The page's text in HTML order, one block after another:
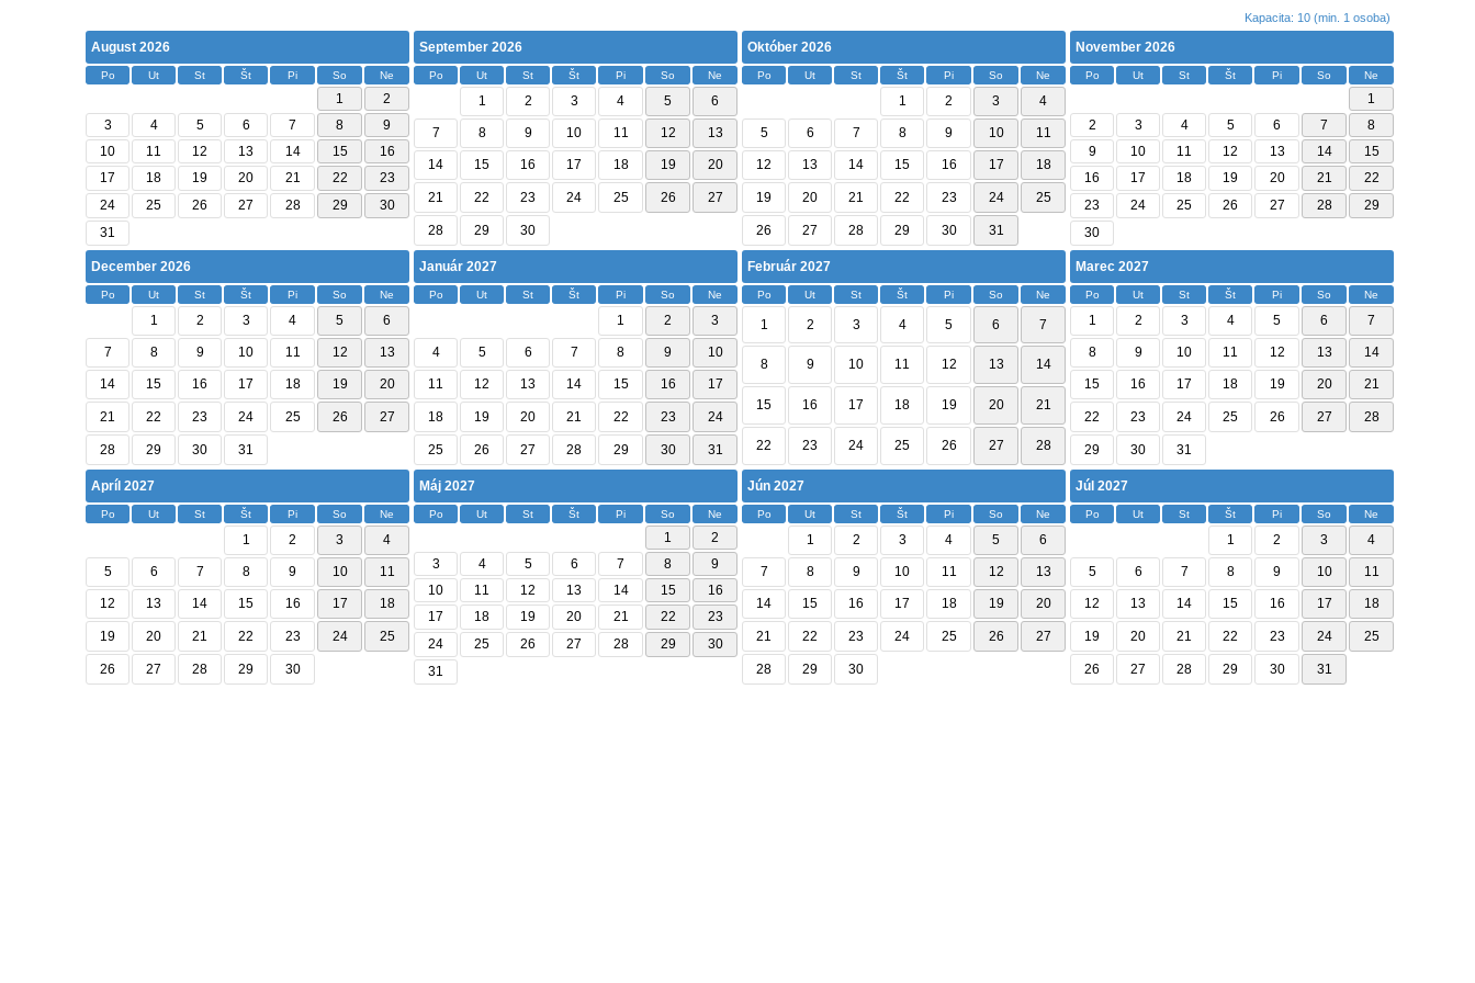
Kapacita: 10 (min. 1 osoba)
August 2026
Po Ut St Št Pi So Ne
1
2
3
4 5 6 7 8
9
10
11 12 13 14 15
16
17
18 19 20 21 22
23
24
25 26 27 28 29
30
31
September 2026
Po Ut St Št Pi So Ne
1 2 3 4 5 6
7 8 9 10 11 12 13
14 15 16 17 18 19 20
21 22 23 24 25 26 27
28 29 30
Október 2026
Po Ut St Št Pi So Ne
1 2 3 4
5 6 7 8 9 10 11
12 13 14 15 16 17 18
19 20 21 22 23 24 25
26 27 28 29 30 31
November 2026
Po Ut St Št Pi So Ne
1
2
3 4 5 6 7
8
9
10 11 12 13 14
15
16
17 18 19 20 21
22
23
24 25 26 27 28
29
30
December 2026
Po Ut St Št Pi So Ne
1 2 3 4 5 6
7 8 9 10 11 12 13
14 15 16 17 18 19 20
21 22 23 24 25 26 27
28 29 30 31
Január 2027
Po Ut St Št Pi So Ne
1 2 3
4 5 6 7 8 9 10
11 12 13 14 15 16 17
18 19 20 21 22 23 24
25 26 27 28 29 30 31
Február 2027
Po Ut St Št Pi So Ne
1 2 3 4 5 6 7
8 9 10 11 12 13 14
15 16 17 18 19 20 21
22 23 24 25 26 27 28
Marec 2027
Po Ut St Št Pi So Ne
1 2 3 4 5 6 7
8 9 10 11 12 13 14
15 16 17 18 19 20 21
22 23 24 25 26 27 28
29 30 31
Apríl 2027
Po Ut St Št Pi So Ne
1 2 3 4
5 6 7 8 9 10 11
12 13 14 15 16 17 18
19 20 21 22 23 24 25
26 27 28 29 30
Máj 2027
Po Ut St Št Pi So Ne
1
2
3
4 5 6 7 8
9
10
11 12 13 14 15
16
17
18 19 20 21 22
23
24
25 26 27 28 29
30
31
Jún 2027
Po Ut St Št Pi So Ne
1 2 3 4 5 6
7 8 9 10 11 12 13
14 15 16 17 18 19 20
21 22 23 24 25 26 27
28 29 30
Júl 2027
Po Ut St Št Pi So Ne
1 2 3 4
5 6 7 8 9 10 11
12 13 14 15 16 17 18
19 20 21 22 23 24 25
26 27 28 29 30 31